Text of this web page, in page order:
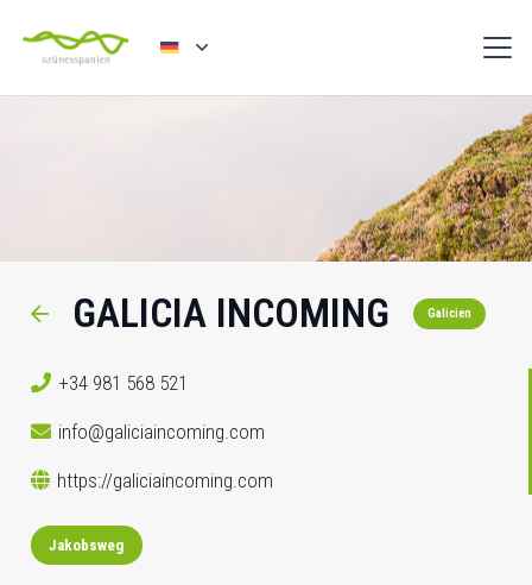
GALICIA INCOMING Galicien
+34 981 568 521
info@galiciaincoming.com
https://galiciaincoming.com
Jakobsweg